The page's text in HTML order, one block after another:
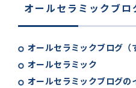
オールセラミックブロ
オールセラミックブログ（
オールセラミック
オールセラミックブログの